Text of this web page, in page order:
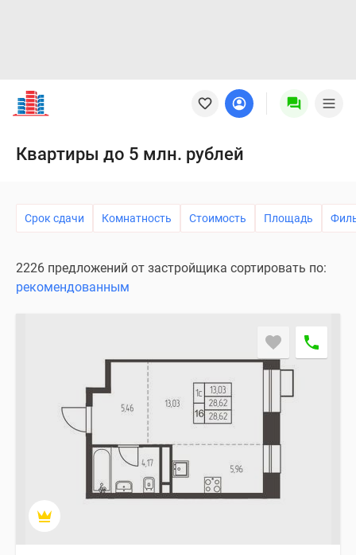
Новостройки
Квартиры
Новостройки
Москвы
Подмосковья
Новостройки
Москвы
новостройки
Коммерческие
Панорамы
новостроек
Видеообзор
Квартиры до 5 млн. рублей
Срок сдачи Комнатность Стоимость Площадь
2226 предложений от застройщика сортировать по:
рекомендованным